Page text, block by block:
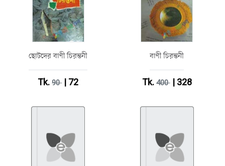
ছোটদের বাণী চিরন্তনী
Tk.90| 72
বাণী চিরন্তনী
Tk.400| 328